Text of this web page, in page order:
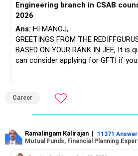
– ICICI Prudential Energy
– SBI Energy Opportunities
There is no strong need to hold two
sector.
But given your age, even this
You currently have:
Engineering branch in CSAB
2026
Ans: HI MANOJ,
GREETINGS FROM THE
BASED ON YOUR RANK IN JEE, It is
can consider applying for GFTI if
ALL THE BEST.
Career
Ramalingam Kalirajan | 11371
Mutual Funds, Financial Planning